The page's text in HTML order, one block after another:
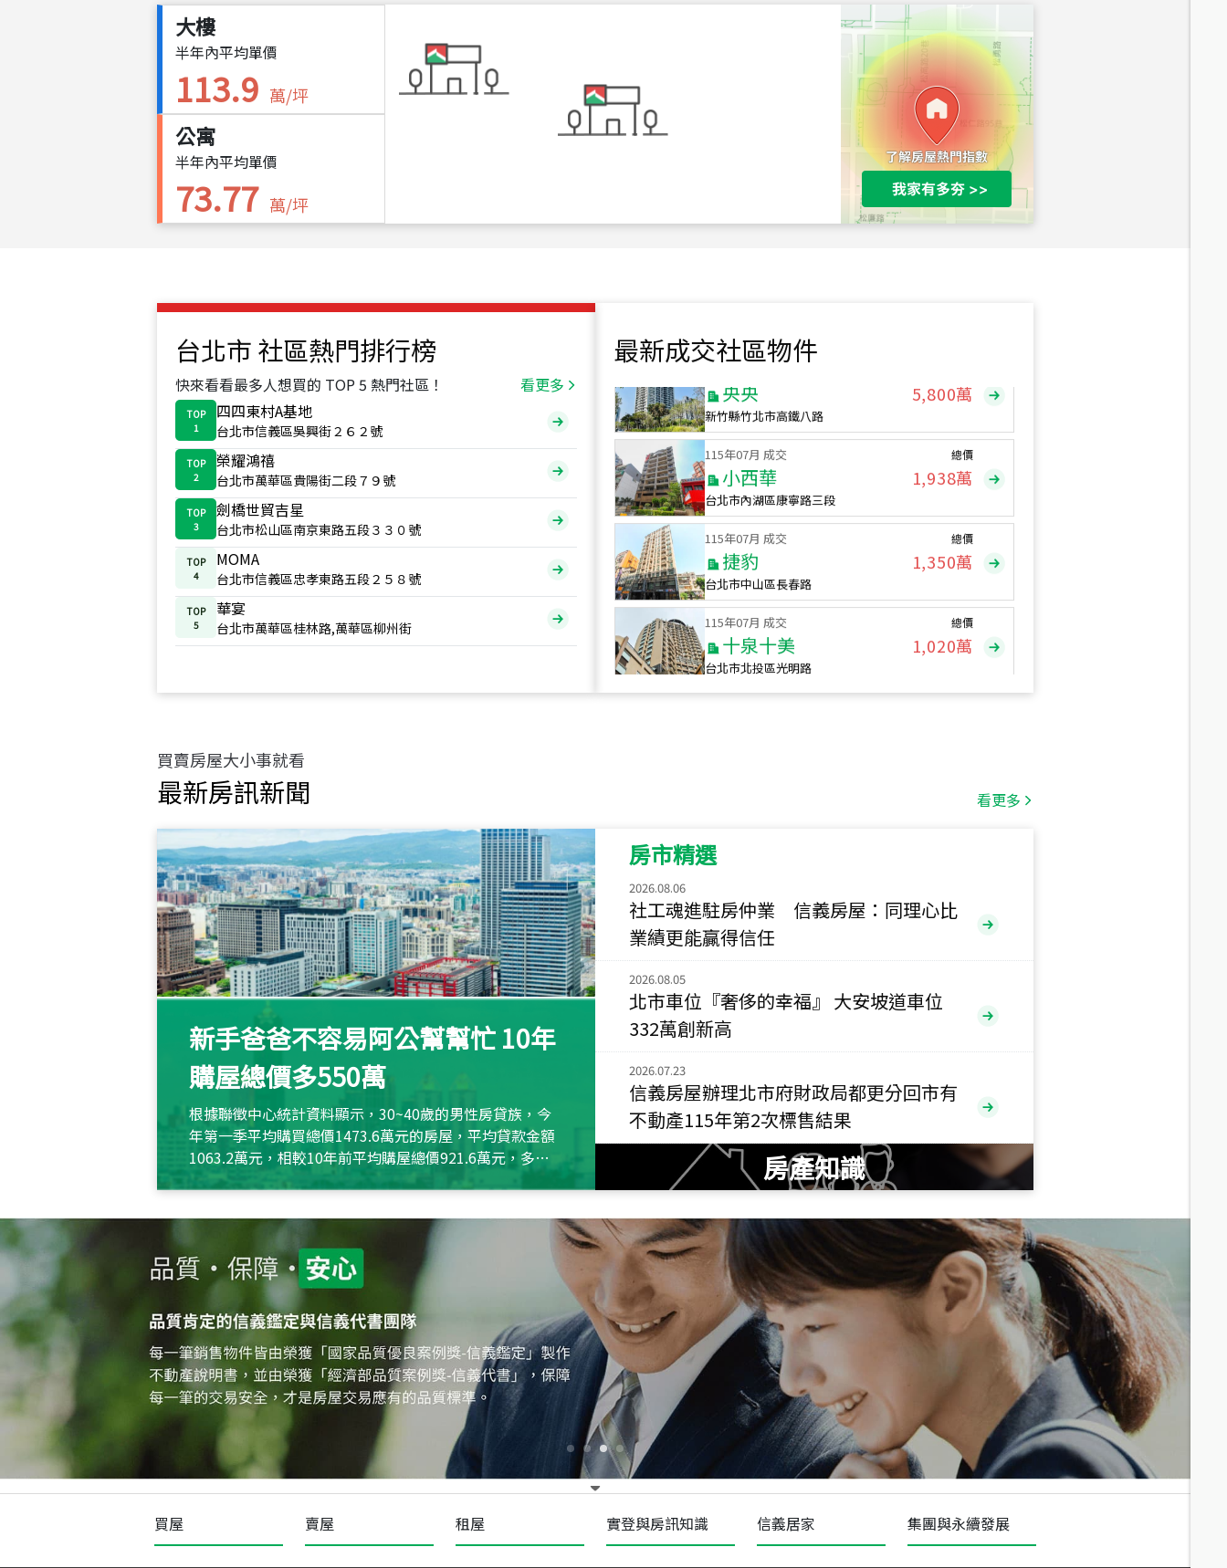
大樓
半年內平均單價
113.9 萬/坪
公寓
半年內平均單價
73.77 萬/坪
台北市 社區熱門排行榜
快來看看最多人想買的 TOP 5 熱門社區！ 看更多
TOP
1
四四東村A基地
台北市信義區吳興街２６２號
TOP
2
榮耀鴻禧
台北市萬華區貴陽街二段７９號
TOP
3
劍橋世貿吉星
台北市松山區南京東路五段３３０號
TOP
4
MOMA
台北市信義區忠孝東路五段２５８號
TOP
5
華宴
台北市萬華區桂林路,萬華區柳州街
最新成交社區物件
總價
1,020萬
總價
490萬
新竹市新竹市慈祥路
總價
1,808萬
115年07月 成交
新竹縣竹北市高鐵八路
115年07月 成交
小西華
台北市內湖區康寧路三段
總價
1,938萬
115年07月 成交
捷豹
台北市中山區長春路
總價
1,350萬
115年07月 成交
十泉十美
台北市北投區光明路
總價
1,020萬
115
新北市永和區環河西路二段
115年07月 成交
央央 5,800萬
115年
小西華
115年07月 成交
捷豹
台北市中山區長春路
總價
115年07月 成交
十泉十美
台北市北投區光明路
總價
1,020 萬
年 07 月 成交
四維天廈
新竹市新竹市四維路
總價
490萬
115 月 成交
菁英典藏
新竹市新竹市慈祥路
1,808萬
買賣房屋大小事就看
最新房訊新聞 看更多
新手爸爸不容易阿公幫幫忙 10年
購屋總價多550萬
根據聯徵中心統計資料顯示，30~40歲的男性房貸族，今
年第一季平均購買總價1473.6萬元的房屋，平均貸款金額
1063.2萬元，相較10年前平均購屋總價921.6萬元，多出
約550萬元，且貸款金額也多
房市精選
2026.08.06
社工魂進駐房仲業 信義房屋：同理心比
業績更能贏得信任
2026.08.05
北市車位『奢侈的幸福』 大安坡道車位
332萬創新高
2026.07.23
信義房屋辦理北市府財政局都更分回市有
不動產115年第2次標售結果
房產知識
買屋 賣屋 租屋 實登與房訊知識 信義居家 集團與永續發展